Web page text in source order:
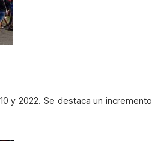
y 2022. Se destaca un incremento